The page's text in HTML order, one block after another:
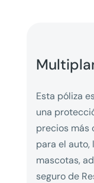
Esta póliza
una
precios más
para el
mascotas,
seguro de